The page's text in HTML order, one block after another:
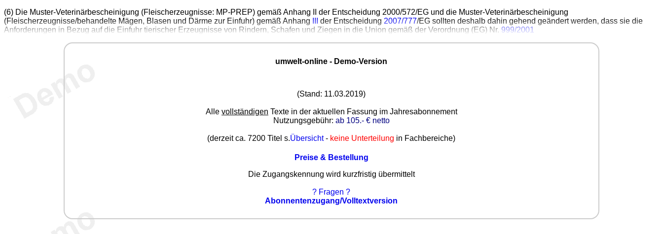
(6) Die Muster-Veterinärbescheinigung (Fleischerzeugnisse: MP-PREP) gemäß Anhang II der Entscheidung 2000/572/EG und die Muster-Veterinärbescheinigung
(Fleischerzeugnisse/behandelte Mägen, Blasen und Därme zur Einfuhr) gemäß Anhang III der Entscheidung 2007/777/EG sollten deshalb dahin gehend geändert werden, dass sie die
Anforderungen in Bezug auf die Einfuhr tierischer Erzeugnisse von Rindern, Schafen und Ziegen in die Union gemäß der Verordnung (EG) Nr. 999/2001
umwelt-online - Demo-Version
(Stand: 11.03.2019)
Alle vollständigen Texte in der aktuellen Fassung im Jahresabonnement
Nutzungsgebühr: ab 105.- € netto
(derzeit ca. 7200 Titel s.Übersicht- keine Unterteilung in Fachbereiche)
Preise & Bestellung
Die Zugangskennung wird kurzfristig übermittelt
? Fragen ?
Abonnentenzugang/Volltextversion